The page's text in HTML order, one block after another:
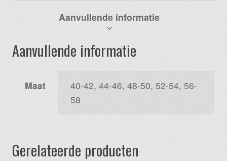
Aanvullende informatie
Aanvullende informatie
Maat
40-42, 44-46, 48-50, 52-54, 56-
58
Gerelateerde producten